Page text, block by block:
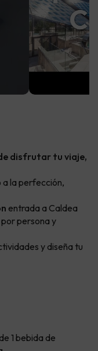
disfrutar tu viaje,
a la perfección,
entrada a Caldea
persona y
y diseña tu
1 bebida de